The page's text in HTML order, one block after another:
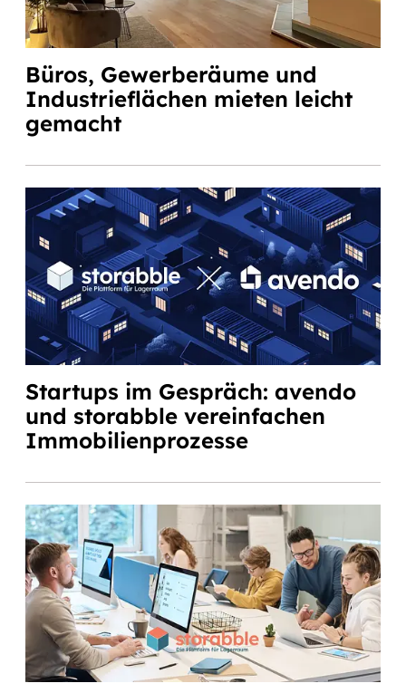
Büros, Gewerberäume und
Industrieflächen mieten leicht
gemacht
Startups im Gespräch: avendo
und storabble vereinfachen
Immobilienprozesse